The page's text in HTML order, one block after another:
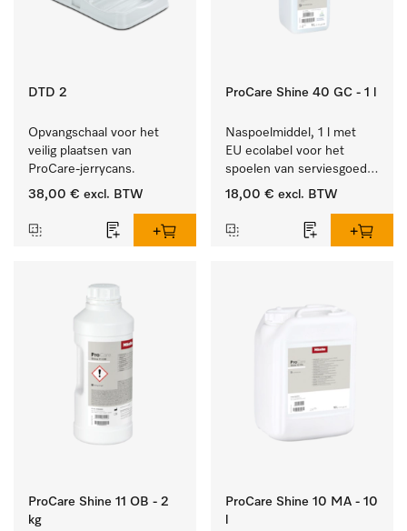
DTD 2
Opvangschaal voor het
veilig plaatsen van
ProCare-jerrycans.
38,00 € excl. BTW
ProCare Shine 40 GC - 1 l
Naspoelmiddel, 1 l met
EU ecolabel voor het
spoelen van serviesgoed,
bestek en glazen.
18,00 € excl. BTW
ProCare Shine 11 OB - 2
kg
ProCare Shine 10 MA - 10